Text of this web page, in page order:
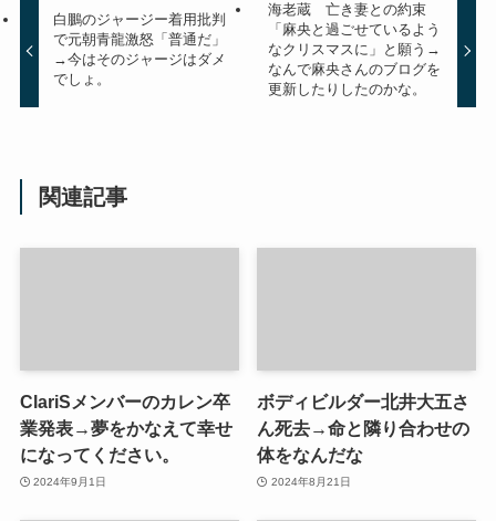
白鵬のジャージー着用批判
で元朝青龍激怒「普通だ」
→今はそのジャージはダメ
でしょ。
海老蔵 亡き妻との約束
「麻央と過ごせているよう
なクリスマスに」と願う→
なんで麻央さんのブログを
更新したりしたのかな。
関連記事
ClariSメンバーのカレン卒
業発表→夢をかなえて幸せ
になってください。
2024年9月1日
ボディビルダー北井大五さ
ん死去→命と隣り合わせの
体をなんだな
2024年8月21日